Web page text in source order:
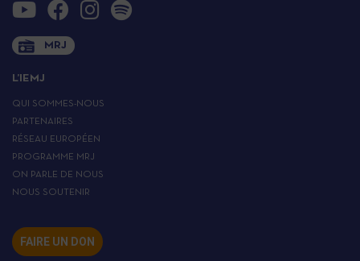
MRJ
L’IEMJ
QUI SOMMES-NOUS
PARTENAIRES
RÉSEAU EUROPÉEN
PROGRAMME MRJ
ON PARLE DE NOUS
NOUS SOUTENIR
FAIRE UN DON